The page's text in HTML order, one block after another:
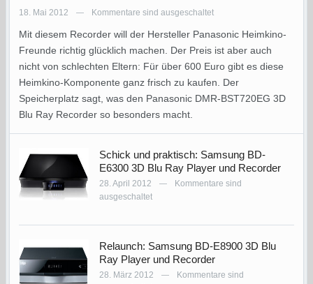
18. Mai 2012 — Kommentare sind ausgeschaltet
Mit diesem Recorder will der Hersteller Panasonic Heimkino-
Freunde richtig glücklich machen. Der Preis ist aber auch
nicht von schlechten Eltern: Für über 600 Euro gibt es diese
Heimkino-Komponente ganz frisch zu kaufen. Der
Speicherplatz sagt, was den Panasonic DMR-BST720EG 3D
Blu Ray Recorder so besonders macht.
Schick und praktisch: Samsung BD-
E6300 3D Blu Ray Player und Recorder
28. April 2012 —
Kommentare sind
ausgeschaltet
Relaunch: Samsung BD-E8900 3D Blu
Ray Player und Recorder
28. März 2012 —
Kommentare sind